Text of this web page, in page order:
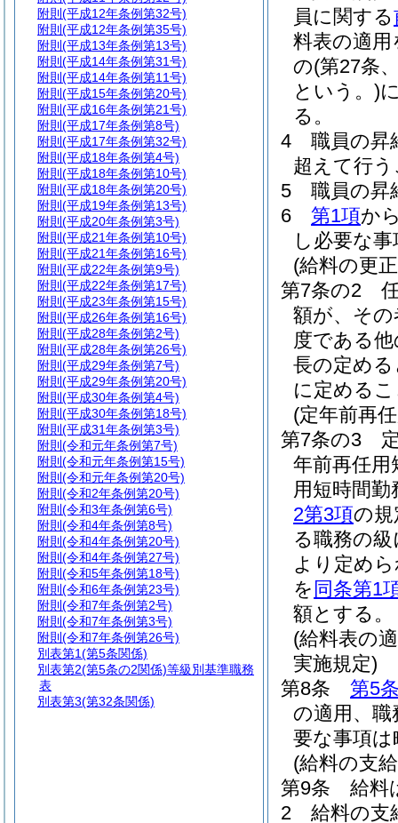
員に関する
料表の適
の(第27条
という。)
る。
4
職員の昇
超えて行
5
職員の昇
6
第1項か
し必要な
(給料の更
第7条の2
額が、そ
度である
長の定め
に定める
(定年前再
第7条の3
年前再任用
用短時間
2第3項の規
る職務の
より定め
を 同条第1
額とする。
(給料表の
実施規定)
第8条
第5
の適用、職
要な事項
(給料の支
第9条
給料
2
給料の支
附則 (平成12年条例第32号)
附則 (平成12年条例第35号)
附則 (平成13年条例第13号)
附則 (平成14年条例第31号)
附則 (平成14年条例第11号)
附則 (平成15年条例第20号)
附則 (平成16年条例第21号)
附則 (平成17年条例第8号)
附則 (平成17年条例第32号)
附則 (平成18年条例第4号)
附則 (平成18年条例第10号)
附則 (平成18年条例第20号)
附則 (平成19年条例第13号)
附則 (平成20年条例第3号)
附則 (平成21年条例第10号)
附則 (平成21年条例第16号)
附則 (平成22年条例第9号)
附則 (平成22年条例第17号)
附則 (平成23年条例第15号)
附則 (平成26年条例第16号)
附則 (平成28年条例第2号)
附則 (平成28年条例第26号)
附則 (平成29年条例第7号)
附則 (平成29年条例第20号)
附則 (平成30年条例第4号)
附則 (平成30年条例第18号)
附則 (平成31年条例第3号)
附則 (令和元年条例第7号)
附則 (令和元年条例第15号)
附則 (令和元年条例第20号)
附則 (令和2年条例第20号)
附則 (令和3年条例第6号)
附則 (令和4年条例第8号)
附則 (令和4年条例第20号)
附則 (令和4年条例第27号)
附則 (令和5年条例第18号)
附則 (令和6年条例第23号)
附則 (令和7年条例第2号)
附則 (令和7年条例第3号)
附則 (令和7年条例第26号)
別表第1(第5条関係)
別表第2(第5条の2関係)等級別基準職務
表
別表第3(第32条関係)